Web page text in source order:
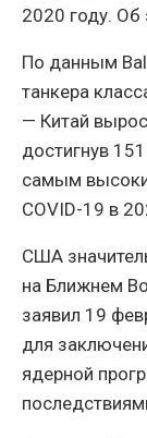
2020 году.
По данным
танкера
— Китай
достигнув
самым
COVID-19 в
США
на Ближнем
заявил 19
для
ядерной